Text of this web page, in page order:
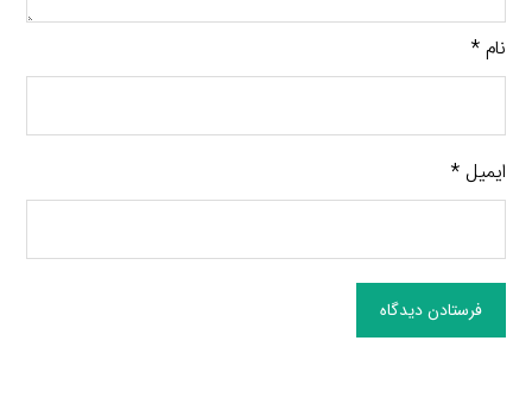
نام*
ایمیل*
فرستادن دیدگاه